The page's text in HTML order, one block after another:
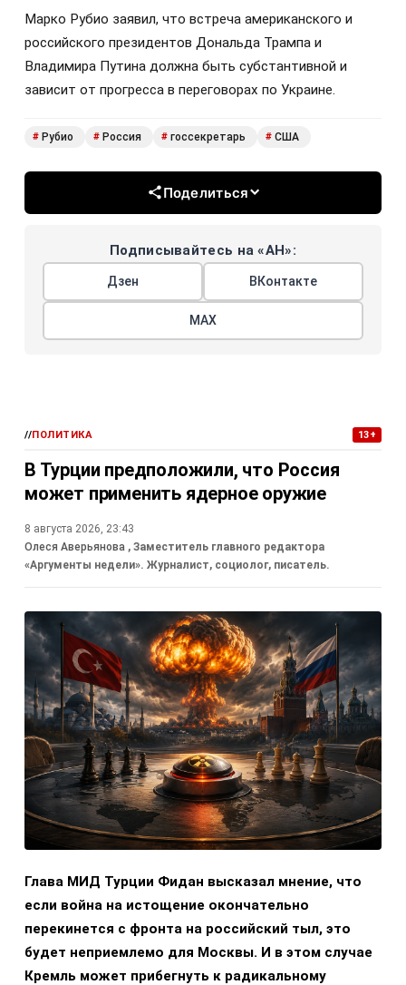
Марко Рубио заявил, что встреча американского и
российского президентов Дональда Трампа и
Владимира Путина должна быть субстантивной и
зависит от прогресса в переговорах по Украине.
# Рубио # Россия # госсекретарь # США
Поделиться
Подписывайтесь на «АН»:
Дзен ВКонтакте
МАХ
//ПОЛИТИКА 13+
В Турции предположили, что Россия
может применить ядерное оружие
8 августа 2026, 23:43
Олеся Аверьянова , Заместитель главного редактора
«Аргументы недели». Журналист, социолог, писатель.
Глава МИД Турции Фидан высказал мнение, что
если война на истощение окончательно
перекинется с фронта на российский тыл, это
будет неприемлемо для Москвы. И в этом случае
Кремль может прибегнуть к радикальному